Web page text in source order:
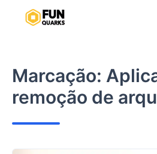
Marcação:
remoção de